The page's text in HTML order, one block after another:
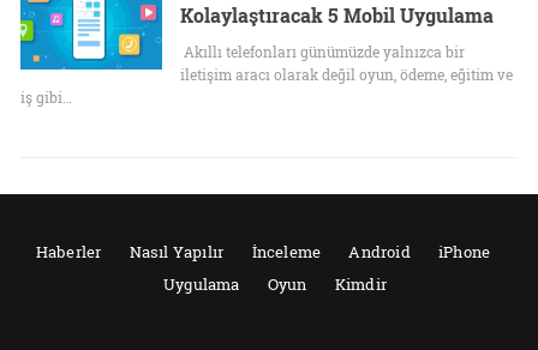
Kolaylaştıracak 5 Mobil Uygulama
Akıllı telefonları günümüzde yalnızca bir
iletişim aracı olarak değil oyun, ödeme, eğitim ve
iş gibi…
Haberler Nasıl Yapılır İnceleme Android
iPhone
Uygulama
Oyun Kimdir